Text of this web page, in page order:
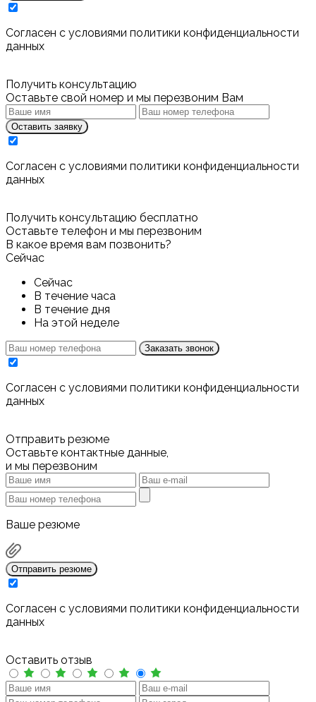
Cогласен с условиями политики конфиденциальности
данных
Получить консультацию
Оставьте свой номер и мы перезвоним Вам
Оставить заявку
Cогласен с условиями политики конфиденциальности
данных
Получить консультацию бесплатно
Оставьте телефон и мы перезвоним
В какое время вам позвонить?
Сейчас
Сейчас
В течение часа
В течение дня
На этой неделе
Заказать звонок
Cогласен с условиями политики конфиденциальности
данных
Отправить резюме
Оставьте контактные данные,
и мы перезвоним
Ваше резюме
Отправить резюме
Cогласен с условиями политики конфиденциальности
данных
Оставить отзыв